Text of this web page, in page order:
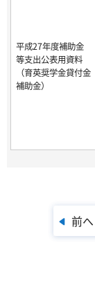
平成27年度補助金
等支出公表用資料
（育英奨学金貸付金
補助金）
前へ